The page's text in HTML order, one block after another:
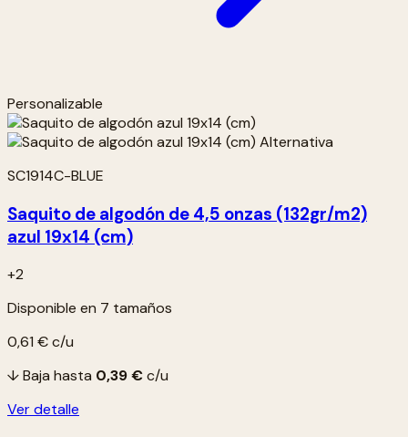
Personalizable
SC1914C-BLUE
Saquito de algodón de 4,5 onzas (132gr/m2)
azul 19x14 (cm)
+2
Disponible en 7 tamaños
0,61 €c/u
↓ Baja hasta 0,39 €c/u
Ver detalle